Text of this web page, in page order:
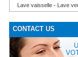
Lave vaisselle - Lave
CONTACT US